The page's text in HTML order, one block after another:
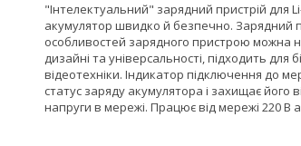
"Інтелектуальний" зарядний пристрій для
акумулятор швидко й безпечно. Зарядний
особливостей зарядного пристрою можна
дизайні та універсальності, підходить для
відеотехніки. Індикатор підключення до
статус заряду акумулятора і захищає
напруги в мережі. Працює від мережі 220 В